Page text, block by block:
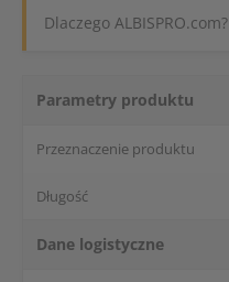
Dlaczego ALBISPRO.com?
Parametry produktu
Przeznaczenie produktu
Długość
Dane logistyczne